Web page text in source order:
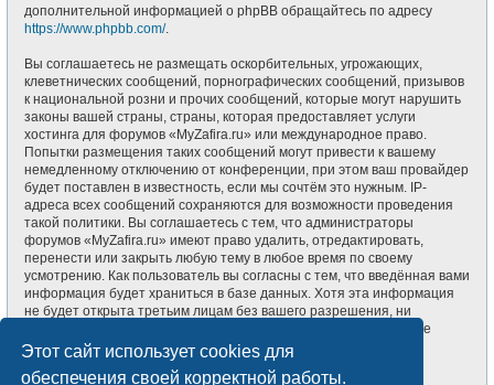
Этот сайт использует cookies для
обеспечения своей корректной работы.
дополнительной информацией о phpBB обращайтесь по адресу
https://www.phpbb.com/.
Вы соглашаетесь не размещать оскорбительных, угрожающих,
клеветнических сообщений, порнографических сообщений, призывов
к национальной розни и прочих сообщений, которые могут нарушить
законы вашей страны, страны, которая предоставляет услуги
хостинга для форумов «MyZafira.ru» или международное право.
Попытки размещения таких сообщений могут привести к вашему
немедленному отключению от конференции, при этом ваш провайдер
будет поставлен в известность, если мы сочтём это нужным. IP-
адреса всех сообщений сохраняются для возможности проведения
такой политики. Вы соглашаетесь с тем, что администраторы
форумов «MyZafira.ru» имеют право удалить, отредактировать,
перенести или закрыть любую тему в любое время по своему
усмотрению. Как пользователь вы согласны с тем, что введённая вами
информация будет храниться в базе данных. Хотя эта информация
не будет открыта третьим лицам без вашего разрешения, ни
администрация конференции «MyZafira.ru», ни phpBB Limited не
может быть ответственна за действия хакеров, которые могут
привести к несанкционированному доступу к ней.